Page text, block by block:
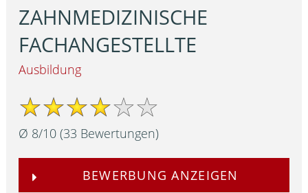
ZAHNMEDIZINISCHE
FACHANGESTELLTE
Ausbildung
Ø 8/10 (33 Bewertungen)
BEWERBUNG ANZEIGEN